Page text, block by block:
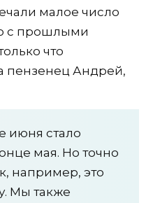
малое число
с прошлыми
что
пензенец Андрей,
июня стало
мая. Но точно
например, это
Мы также